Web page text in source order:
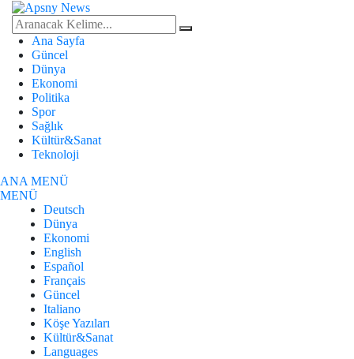
Ana Sayfa
Güncel
Dünya
Ekonomi
Politika
Spor
Sağlık
Kültür&Sanat
Teknoloji
ANA MENÜ
MENÜ
Deutsch
Dünya
Ekonomi
English
Español
Français
Güncel
Italiano
Köşe Yazıları
Kültür&Sanat
Languages